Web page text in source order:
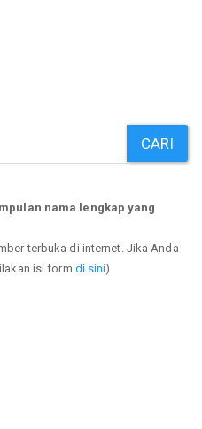
CARI
nama lengkap yang
terbuka di internet. Jika Anda
isi form di sini)